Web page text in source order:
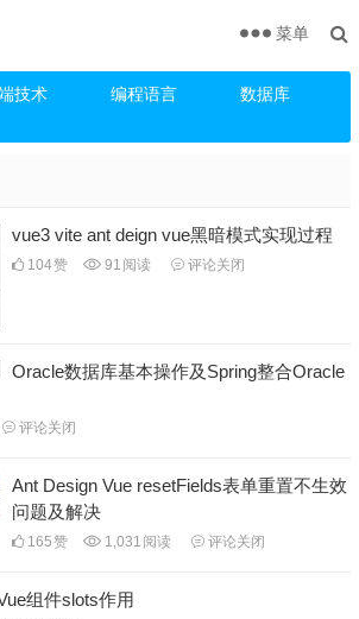
技术 编程语言
数据库
菜单
vue3 vite ant deign vue黑暗模式实现过程
104赞 91 阅读 评论关闭
Oracle数据库基本操作及Spring整合Oracle
评论关闭
Ant Design Vue resetFields表单重置不生效
问题及解决
165赞 1,031 阅读 评论关闭
组件slots作用